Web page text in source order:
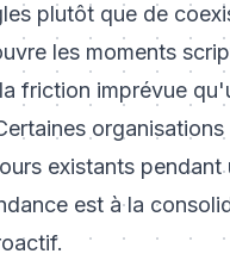
plutôt que de
les moments
friction imprévue
existants pendant
est à la